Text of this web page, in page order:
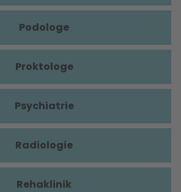
Podologe
Proktologe
Psychiatrie
Radiologie
Rehaklinik